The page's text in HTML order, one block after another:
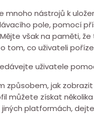
mnoho nástrojů k
pole, pomocí
však na paměti,
tom, co uživateli
uživatele
způsobem, jak
můžete získat
platformách,